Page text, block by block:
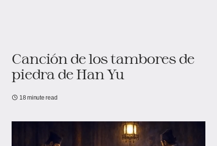
Canción de los tambores de
piedra de Han Yu
18 minute read